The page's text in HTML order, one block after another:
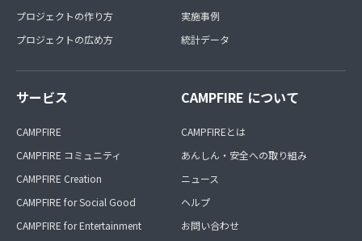
プロジェクトの作り方
プロジェクトの広め方
実施事例
統計データ
サービス
CAMPFIRE
CAMPFIRE コミュニティ
CAMPFIRE Creation
CAMPFIRE for Social Good
CAMPFIRE for Entertainment
CAMPFIRE について
CAMPFIREとは
あんしん・安全への取り組み
ニュース
ヘルプ
お問い合わせ